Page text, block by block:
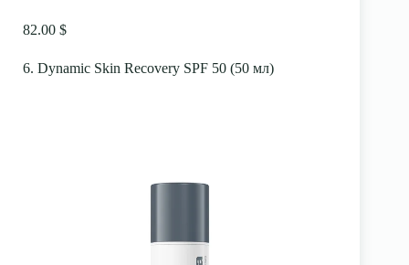
82.00 $
6. Dynamic Skin Recovery SPF 50 (50 мл)